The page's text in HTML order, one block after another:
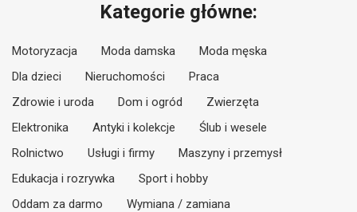
Kategorie główne:
Motoryzacja Moda damska
Moda męska
Dla dzieci
Nieruchomości
Praca
Zdrowie i uroda
Dom i ogród
Zwierzęta
Elektronika
Antyki i kolekcje
Ślub i wesele
Rolnictwo
Usługi i firmy
Maszyny i przemysł
Edukacja i rozrywka
Sport i hobby
Oddam za darmo
Wymiana / zamiana